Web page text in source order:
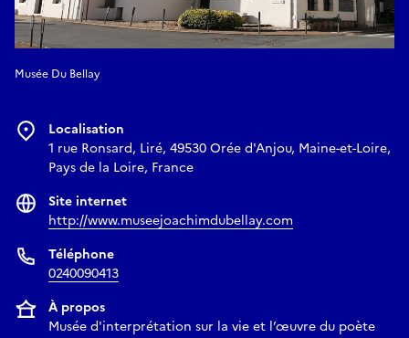
Musée Du Bellay
Localisation
1 rue Ronsard, Liré, 49530 Orée d'Anjou, Maine-et-Loire,
Pays de la Loire, France
Site internet
http://www.museejoachimdubellay.com
Téléphone
0240090413
À propos
Musée d'interprétation sur la vie et l’œuvre du poète